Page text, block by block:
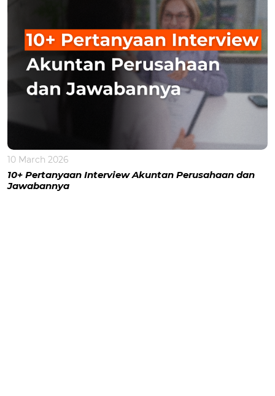
10 March 2026
10+ Pertanyaan Interview Akuntan Perusahaan dan
Jawabannya